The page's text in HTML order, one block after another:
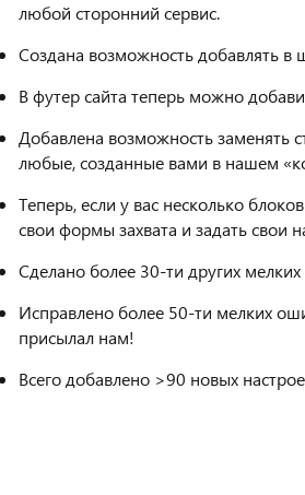
любой сторонний сервис.
Создана возможность добавлять в
В футер сайта теперь можно
Добавлена возможность заменять
любые, созданные вами в нашем
Теперь, если у вас несколько
свои формы захвата и задать свои
Сделано более 30-ти других
Исправлено более 50-ти мелких
присылал нам!
Всего добавлено >90 новых